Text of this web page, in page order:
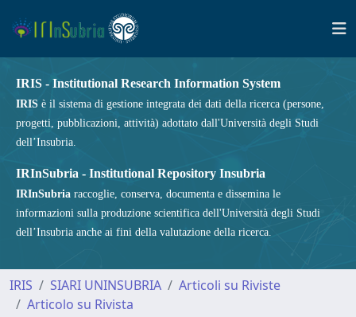
IRIS - Institutional Research Information System
IRIS è il sistema di gestione integrata dei dati della ricerca (persone,
progetti, pubblicazioni, attività) adottato dall'Università degli Studi
dell’Insubria.
IRInSubria - Institutional Repository Insubria
IRInSubria raccoglie, conserva, documenta e dissemina le
informazioni sulla produzione scientifica dell'Università degli Studi
dell’Insubria anche ai fini della valutazione della ricerca.
IRIS SIARI UNINSUBRIA
Articoli su Riviste
Articolo su Rivista